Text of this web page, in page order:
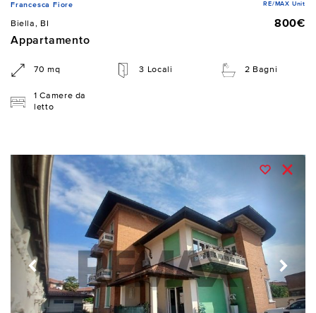
Francesca Fiore RE/MAX Unit
Biella, BI
800€
Appartamento
70 mq 3 Locali 2 Bagni
1 Camere da
letto